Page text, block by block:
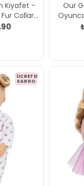
Kıyafet -
Collar
Our
ÜCRETSIZ
KARGO